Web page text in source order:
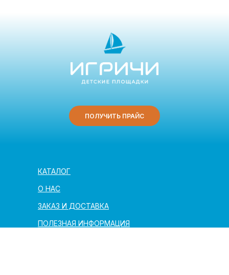
ПОЛЕЗНАЯ ИНФОРМАЦИЯ
ЗАКАЗ И ДОСТАВКА
О НАС
КАТАЛОГ
ПОЛУЧИТЬ ПРАЙС